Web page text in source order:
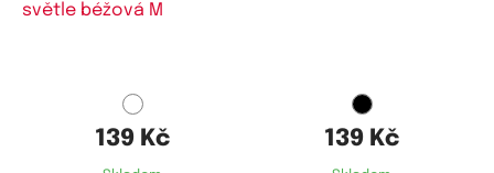
Dostupné velikosti:
139 Kč 139 Kč